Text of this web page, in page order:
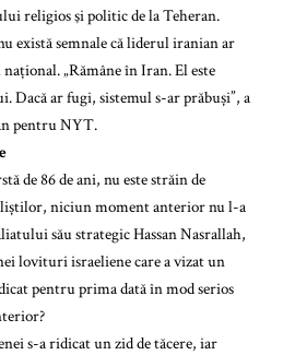
religios şi politic de la Teheran.
există semnale că liderul iranian ar
„Rămâne în Iran. El este
Dacă ar fugi, sistemul s-ar prăbuși”, a
pentru NYT.
de 86 de ani, nu este străin de
niciun moment anterior nu l-a
său strategic Hassan Nasrallah,
lovituri israeliene care a vizat un
pentru prima dată în mod serios
s-a ridicat un zid de tăcere, iar